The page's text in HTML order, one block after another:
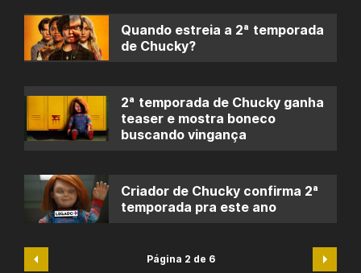
Quando estreia a 2ª temporada
de Chucky?
2ª temporada de Chucky ganha
teaser e mostra boneco
buscando vingança
Criador de Chucky confirma 2ª
temporada pra este ano
Página 2 de 6